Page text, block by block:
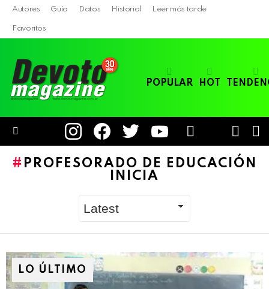
Autores Guía Datos Historial Leer más tarde
Favoritos
POPULAR HOT
instagramfacebooktwitter youtube
SKIN
PROFESORADO DE EDUCACIÓN
INICIA
LO ÚLTIMO